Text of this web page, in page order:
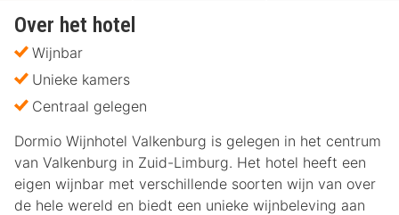
Over het hotel
Wijnbar
Unieke kamers
Centraal gelegen
Dormio Wijnhotel Valkenburg is gelegen in het centrum
van Valkenburg in Zuid-Limburg. Het hotel heeft een
eigen wijnbar met verschillende soorten wijn van over
de hele wereld en biedt een unieke wijnbeleving aan